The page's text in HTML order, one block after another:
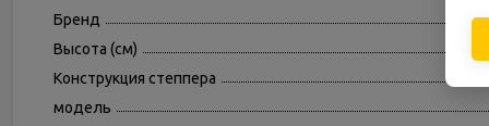
Бренд
Высота (см)
Конструкция степпера
модель